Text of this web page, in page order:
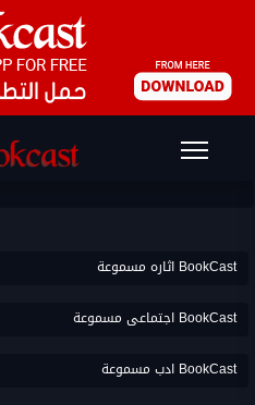
أحدث BookCast الانبياء
BookCast اثاره مسموعة
BookCast اجتماعى مسموعة
BookCast ادب مسموعة